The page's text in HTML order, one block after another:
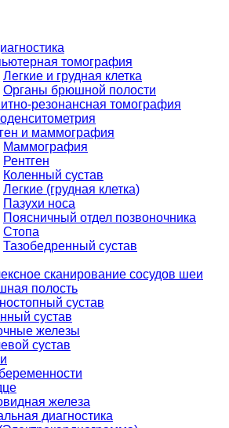
томография
Легкие и грудная клетка
Органы брюшной полости
резонансная томография
и маммография
Маммография
Рентген
Коленный сустав
Легкие (грудная клетка)
Пазухи носа
Поясничный отдел позвоночника
Стопа
Тазобедренный сустав
сканирование сосудов шеи
полость
сустав
сустав
железы
сустав
железа
диагностика